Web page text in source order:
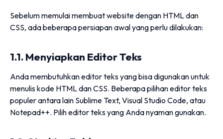
Sebelum memulai membuat website dengan HTML dan
CSS, ada beberapa persiapan awal yang perlu dilakukan:
1.1. Menyiapkan Editor Teks
Anda membutuhkan editor teks yang bisa digunakan untuk
menulis kode HTML dan CSS. Beberapa pilihan editor teks
populer antara lain Sublime Text, Visual Studio Code, atau
Notepad++. Pilih editor teks yang Anda nyaman gunakan.